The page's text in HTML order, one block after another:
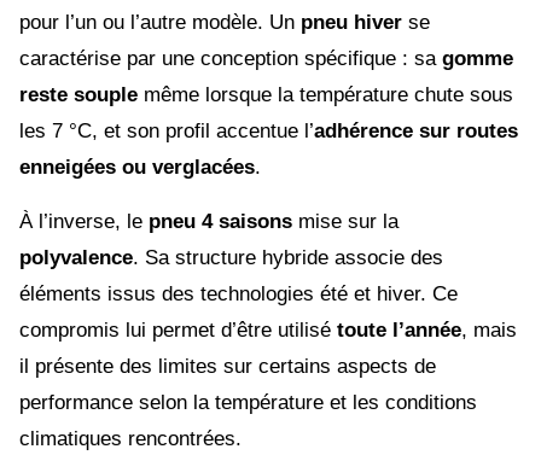
pour l’un ou l’autre modèle. Un pneu hiver se
caractérise par une conception spécifique : sa gomme
reste souple même lorsque la température chute sous
les 7 °C, et son profil accentue l’adhérence sur routes
enneigées ou verglacées.
À l’inverse, le pneu 4 saisons mise sur la
polyvalence. Sa structure hybride associe des
éléments issus des technologies été et hiver. Ce
compromis lui permet d’être utilisé toute l’année, mais
il présente des limites sur certains aspects de
performance selon la température et les conditions
climatiques rencontrées.